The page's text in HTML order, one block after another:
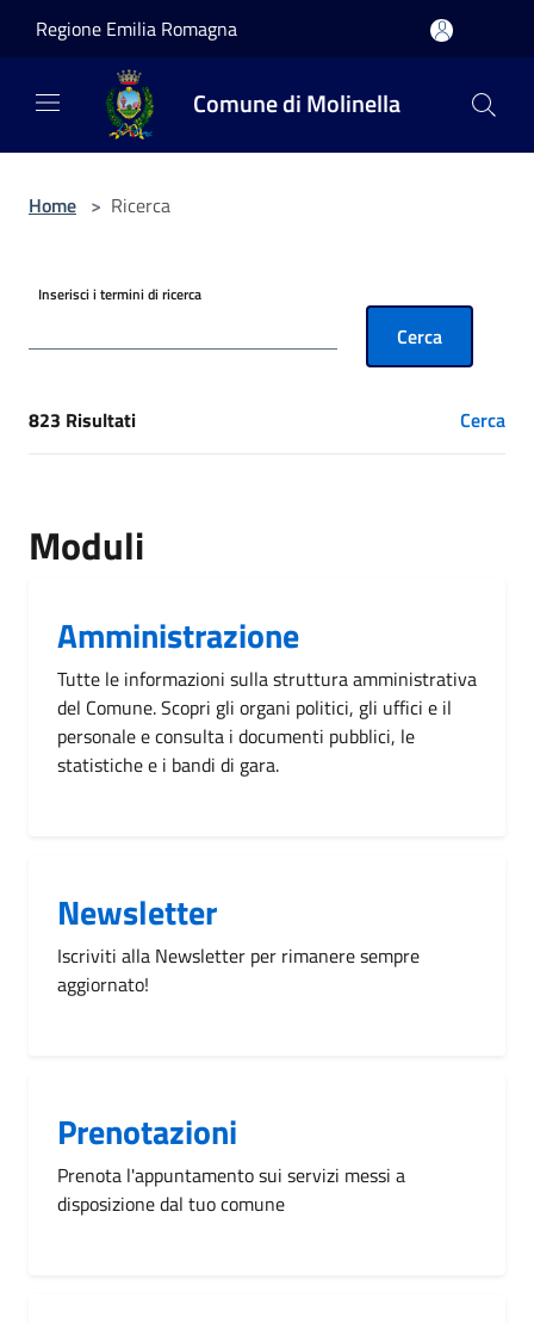
Regione Emilia Romagna
Comune di Molinella
Home > Ricerca
Inserisci i termini di ricerca
Cerca
[results] Risultati
823 Risultati Cerca
Moduli
Amministrazione
Tutte le informazioni sulla struttura amministrativa
del Comune. Scopri gli organi politici, gli uffici e il
personale e consulta i documenti pubblici, le
statistiche e i bandi di gara.
Newsletter
Iscriviti alla Newsletter per rimanere sempre
aggiornato!
Prenotazioni
Prenota l'appuntamento sui servizi messi a
disposizione dal tuo comune